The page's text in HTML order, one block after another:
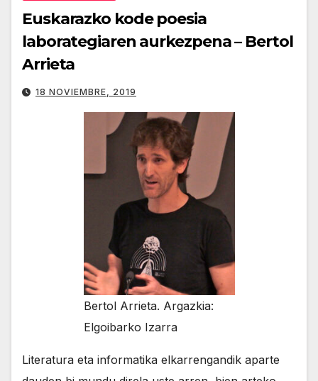
Euskarazko kode poesia
laborategiaren aurkezpena – Bertol
Arrieta
18 NOVIEMBRE, 2019
Bertol Arrieta. Argazkia:
Elgoibarko Izarra
Literatura eta informatika elkarrengandik aparte